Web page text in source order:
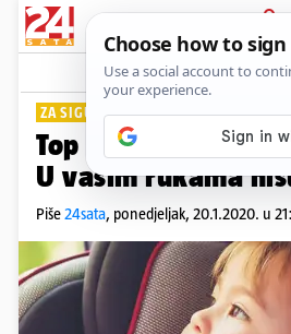
PRIJAVA
Lifestyle
ZA SIGURNOST
Top 8 razloga za
U vašim rukama
Piše24sata, ponedjeljak, 20.1.2020. u